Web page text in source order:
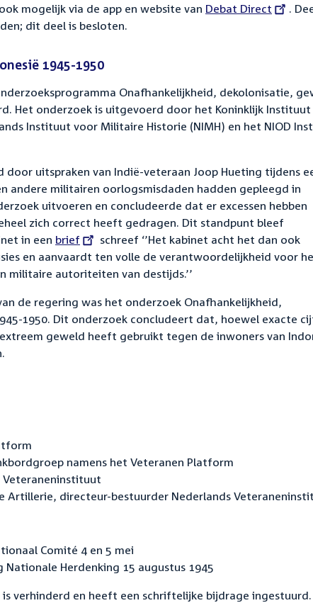
mogelijk via de app en website van External
Debat Direct
.
dit deel is besloten.
1945-1950
Onafhankelijkheid, dekolonisatie,
Het onderzoek is uitgevoerd door het Koninklijk
Instituut voor Militaire Historie (NIMH) en het NIOD
uitspraken van Indië-veteraan Joop Hueting tijdens
andere militairen oorlogsmisdaden hadden gepleegd in
uitvoeren en concludeerde dat er excessen hebben
zich correct heeft gedragen. Dit standpunt bleef
in een External
link:
brief
schreef ‘’Het kabinet acht het dan ook
en aanvaardt ten volle de verantwoordelijkheid voor
militaire autoriteiten van destijds.’’
de regering was het onderzoek Onafhankelijkheid,
1950. Dit onderzoek concludeert dat, hoewel exacte
geweld heeft gebruikt tegen de inwoners van
namens het Veteranen Platform
Veteraneninstituut
Artillerie, directeur-bestuurder Nederlands
Comité 4 en 5 mei
Herdenking 15 augustus 1945
verhinderd en heeft een schriftelijke bijdrage ingestuurd.